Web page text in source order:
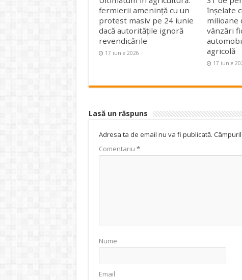
fermierii amenință cu un
protest masiv pe 24 iunie
dacă autoritățile ignoră
revendicările
17 iunie 2026
înșelate
milioane
vânzări
agricolă
17 iunie
Lasă un răspuns
Adresa ta de email nu va fi publicată.
Comentariu *
Nume
Email